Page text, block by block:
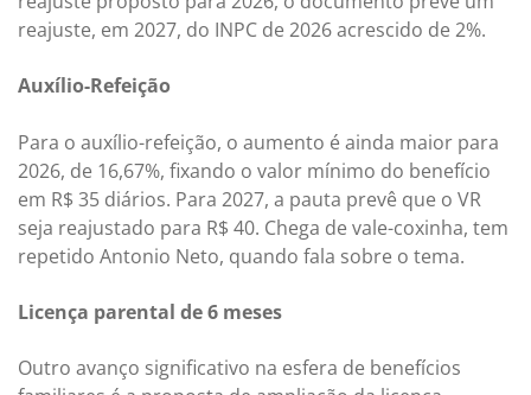
reajuste, em 2027, do INPC de 2026 acrescido de 2%.
Auxílio-Refeição
Para o auxílio-refeição, o aumento é ainda maior para
2026, de 16,67%, fixando o valor mínimo do benefício
em R$ 35 diários. Para 2027, a pauta prevê que o VR
seja reajustado para R$ 40. Chega de vale-coxinha, tem
repetido Antonio Neto, quando fala sobre o tema.
Licença parental de 6 meses
Outro avanço significativo na esfera de benefícios